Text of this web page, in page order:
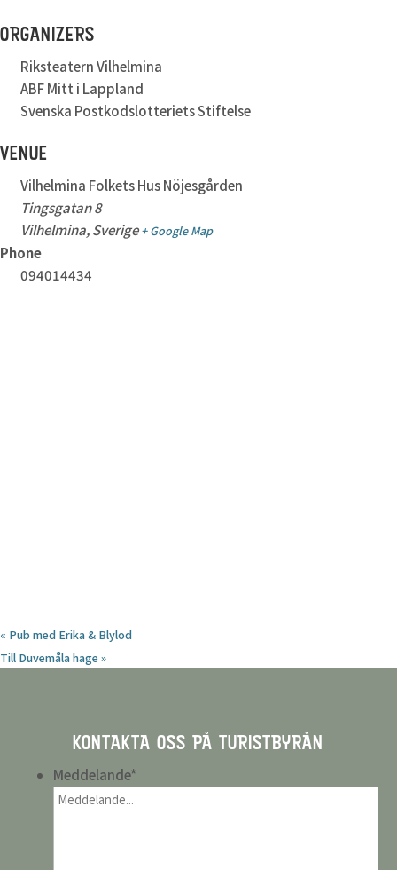
ORGANIZERS
Riksteatern Vilhelmina
ABF Mitt i Lappland
Svenska Postkodslotteriets Stiftelse
VENUE
Vilhelmina Folkets Hus Nöjesgården
Tingsgatan 8
Vilhelmina, Sverige + Google Map
Phone
094014434
« Pub med Erika & Blylod
Till Duvemåla hage»
KONTAKTA OSS PÅ TURISTBYRÅN
Meddelande*